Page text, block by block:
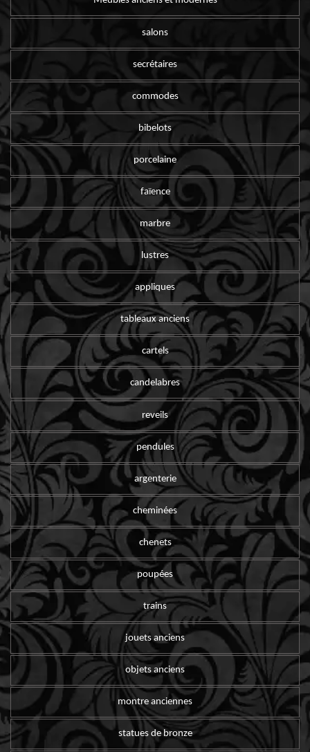
salons
secrétaires
commodes
bibelots
porcelaine
faïence
marbre
lustres
appliques
tableaux anciens
cartels
candelabres
reveils
pendules
argenterie
cheminées
chenets
poupées
trains
jouets anciens
objets anciens
montre anciennes
statues de bronze